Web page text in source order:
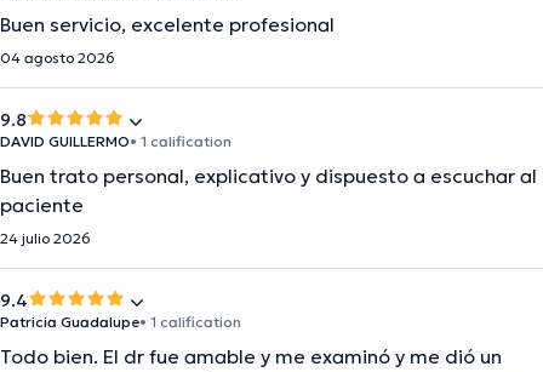
Buen servicio, excelente profesional
04 agosto 2026
9.8
DAVID GUILLERMO• 1 calification
Buen trato personal, explicativo y dispuesto a escuchar al
paciente
24 julio 2026
9.4
Patricia Guadalupe• 1 calification
Todo bien. El dr fue amable y me examinó y me dió un